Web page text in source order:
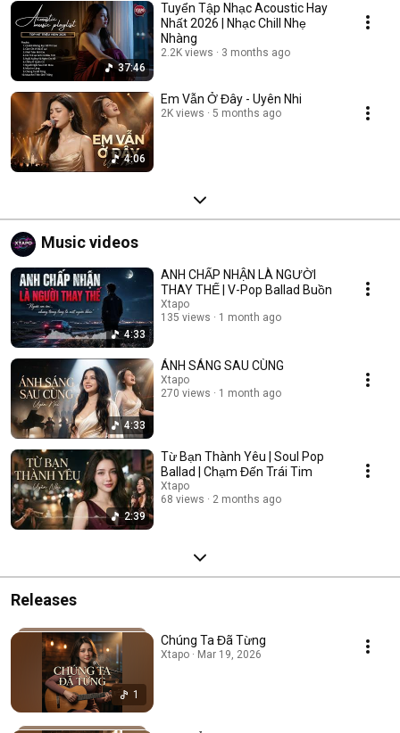
37:46
Tuyển Tập Nhạc Acoustic Hay
Nhất 2026 | Nhạc Chill Nhẹ
Nhàng
2.2K views 3 months ago
4:06
Em Vẫn Ở Đây - Uyên Nhi
2K views 5 months ago
Music videos
4:33
ANH CHẤP NHẬN LÀ NGƯỜI
THAY THẾ | V-Pop Ballad Buồn
Xtapo
135 views
1 month ago
4:33
ÁNH SÁNG SAU CÙNG
Xtapo
270 views
1 month ago
2:39
Từ Bạn Thành Yêu | Soul Pop
Ballad | Chạm Đến Trái Tim
Xtapo
68 views
2 months ago
Releases
1
Chúng Ta Đã Từng
Xtapo · Mar 19, 2026